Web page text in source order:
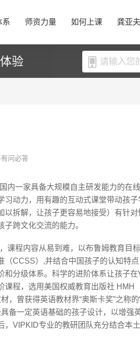
系 师资力量 如何上课 龚亚
验
问必答
内一家具备大规模自主研发能力的在
习动力，用有趣的互动式课堂带动孩
以拆解，让孩子更容易地接受）有针
跨文化交流的能力。
课程内容从易到难，以布鲁姆教育目标
（CCSS）,并结合中国孩子的认知特
和分级体系。科学的进阶体系让孩子
课程，选用美国权威教育出版社 HMH
，曾获得英语教材界“奥斯卡奖”之称的
备一定英语基础的孩子设计，以增强
VIPKID专业的教研团队充分结合本土